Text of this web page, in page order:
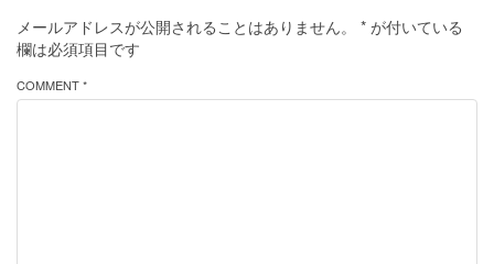
メールアドレスが公開されることはありません。 * が付いている
欄は必須項目です
COMMENT *